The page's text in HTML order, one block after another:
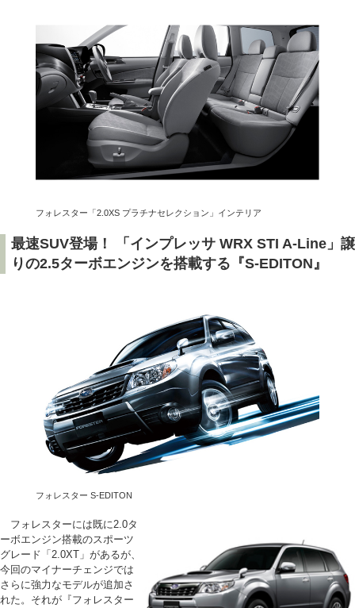
フォレスター「2.0XS プラチナセレクション」インテリア
最速SUV登場！ 「インプレッサ WRX STI A-Line」譲
りの2.5ターボエンジンを搭載する『S-EDITON』
フォレスター S-EDITON
フォレスターには既に2.0タ
ーボエンジン搭載のスポーツ
グレード「2.0XT」があるが、
今回のマイナーチェンジでは
さらに強力なモデルが追加さ
れた。それが『フォレスター